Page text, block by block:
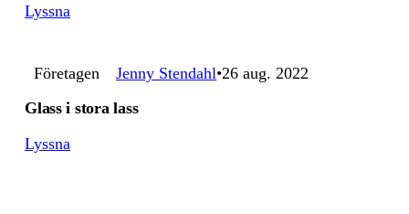
Lyssna
Företagen Jenny Stendahl 26 aug. 2022
Glass i stora lass
Lyssna